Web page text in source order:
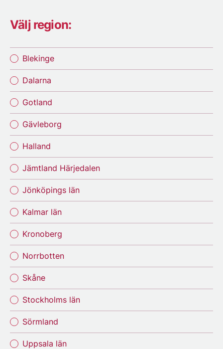
Välj region:
Blekinge
Dalarna
Gotland
Gävleborg
Halland
Jämtland Härjedalen
Jönköpings län
Kalmar län
Kronoberg
Norrbotten
Skåne
Stockholms län
Sörmland
Uppsala län